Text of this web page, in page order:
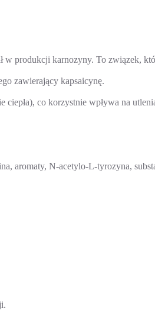
produkcji karnozyny. To związek,
zawierający kapsaicynę.
ciepła), co korzystnie wpływa na
aromaty, N-acetylo-L-tyrozyna,